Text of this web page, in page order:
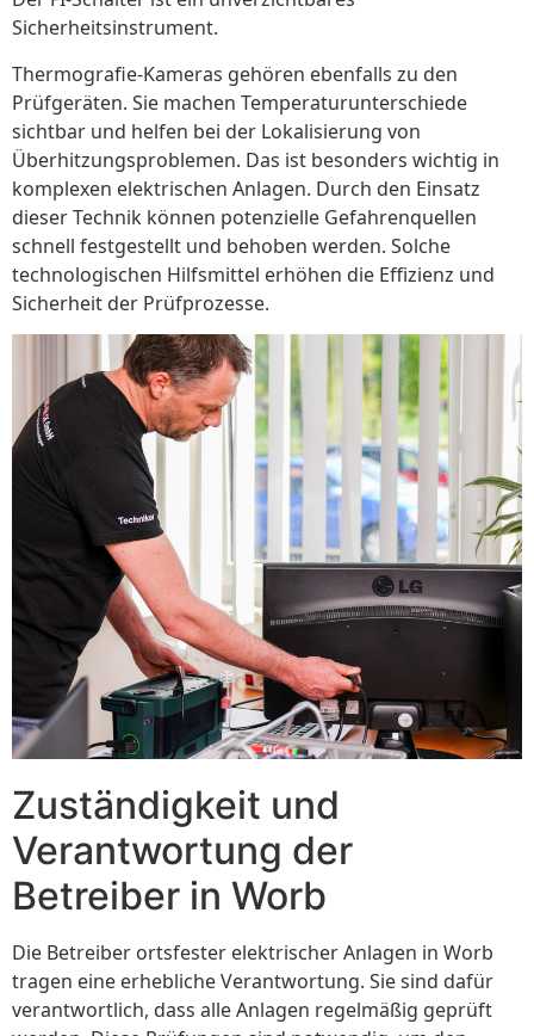
Sicherheitsinstrument.
Thermografie-Kameras gehören ebenfalls zu den
Prüfgeräten. Sie machen Temperaturunterschiede
sichtbar und helfen bei der Lokalisierung von
Überhitzungsproblemen. Das ist besonders wichtig in
komplexen elektrischen Anlagen. Durch den Einsatz
dieser Technik können potenzielle Gefahrenquellen
schnell festgestellt und behoben werden. Solche
technologischen Hilfsmittel erhöhen die Effizienz und
Sicherheit der Prüfprozesse.
Zuständigkeit und
Verantwortung der
Betreiber in Worb
Die Betreiber ortsfester elektrischer Anlagen in Worb
tragen eine erhebliche Verantwortung. Sie sind dafür
verantwortlich, dass alle Anlagen regelmäßig geprüft